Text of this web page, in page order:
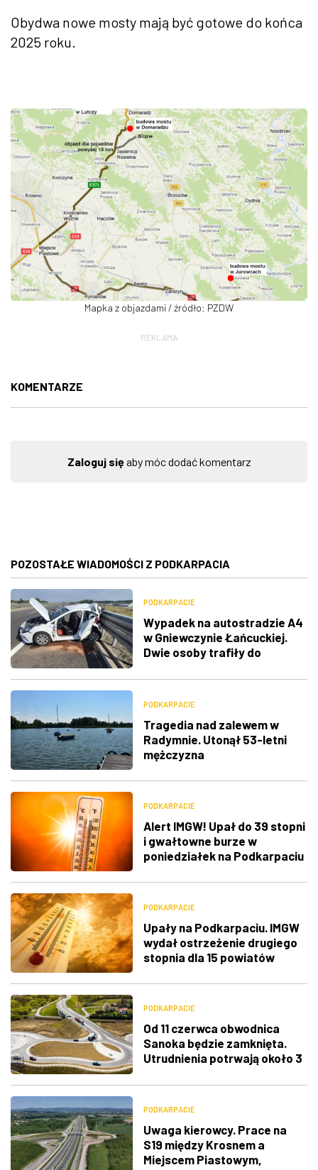
Obydwa nowe mosty mają być gotowe do końca
2025 roku.
Mapka z objazdami / źródło: PZDW
REKLAMA
KOMENTARZE
Zaloguj sięaby móc dodać komentarz
POZOSTAŁE WIADOMOŚCI Z PODKARPACIA
PODKARPACIE
Wypadek na autostradzie A4
w Gniewczynie Łańcuckiej.
Dwie osoby trafiły do
PODKARPACIE
Tragedia nad zalewem w
Radymnie. Utonął 53-letni
mężczyzna
PODKARPACIE
Alert IMGW! Upał do 39 stopni
i gwałtowne burze w
poniedziałek na Podkarpaciu
PODKARPACIE
Upały na Podkarpaciu. IMGW
wydał ostrzeżenie drugiego
stopnia dla 15 powiatów
PODKARPACIE
Od 11 czerwca obwodnica
Sanoka będzie zamknięta.
Utrudnienia potrwają około 3
PODKARPACIE
Uwaga kierowcy. Prace na
S19 między Krosnem a
Miejscem Piastowym,